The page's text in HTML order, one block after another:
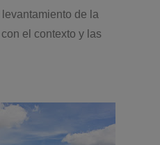
de la
el contexto y las